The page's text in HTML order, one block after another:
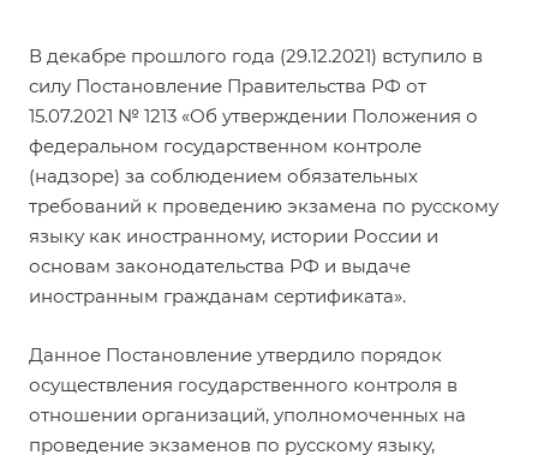
В декабре прошлого года (29.12.2021) вступило в
силу Постановление Правительства РФ от
15.07.2021 № 1213 «Об утверждении Положения о
федеральном государственном контроле
(надзоре) за соблюдением обязательных
требований к проведению экзамена по русскому
языку как иностранному, истории России и
основам законодательства РФ и выдаче
иностранным гражданам сертификата».
Данное Постановление утвердило порядок
осуществления государственного контроля в
отношении организаций, уполномоченных на
проведение экзаменов по русскому языку,